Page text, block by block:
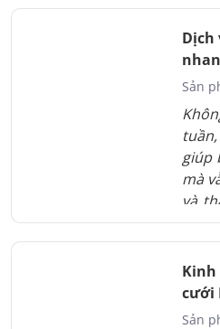
Dịch
In
Sản
giúp
mà
và
đều
liệu,
chu
nhỏ.
cưới
Sản